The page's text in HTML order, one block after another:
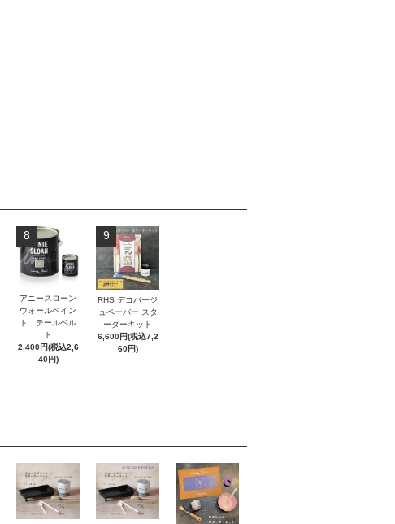
8
アニースローン
ウォールペイン
ト テールベル
ト
2,400円(税込2,6
40円)
9
RHS デコパージ
ュペーパー スタ
ーターキット
6,600円(税込7,2
60円)